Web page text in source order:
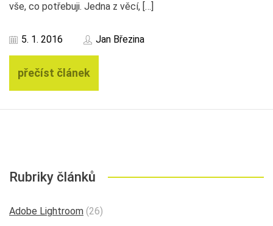
vše, co potřebuji. Jedna z věcí, […]
5. 1. 2016 Jan Březina
přečíst článek
Rubriky článků
Adobe Lightroom (26)